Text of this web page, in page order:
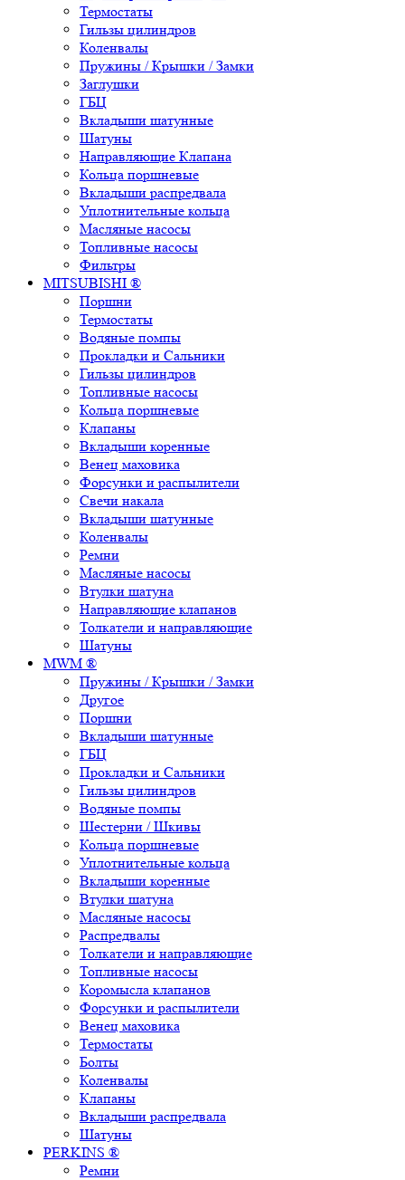
Термостаты
Гильзы цилиндров
Коленвалы
Пружины / Крышки / Замки
Заглушки
ГБЦ
Вкладыши шатунные
Шатуны
Направляющие Клапана
Кольца поршневые
Вкладыши распредвала
Уплотнительные кольца
Масляные насосы
Топливные насосы
Фильтры
MITSUBISHI ®
Поршни
Термостаты
Водяные помпы
Прокладки и Сальники
Гильзы цилиндров
Топливные насосы
Кольца поршневые
Клапаны
Вкладыши коренные
Венец маховика
Форсунки и распылители
Свечи накала
Вкладыши шатунные
Коленвалы
Ремни
Масляные насосы
Втулки шатуна
Направляющие клапанов
Толкатели и направляющие
Шатуны
MWM ®
Пружины / Крышки / Замки
Другое
Поршни
Вкладыши шатунные
ГБЦ
Прокладки и Сальники
Гильзы цилиндров
Водяные помпы
Шестерни / Шкивы
Кольца поршневые
Уплотнительные кольца
Вкладыши коренные
Втулки шатуна
Масляные насосы
Распредвалы
Толкатели и направляющие
Топливные насосы
Коромысла клапанов
Форсунки и распылители
Венец маховика
Термостаты
Болты
Коленвалы
Клапаны
Вкладыши распредвала
Шатуны
PERKINS ®
Ремни